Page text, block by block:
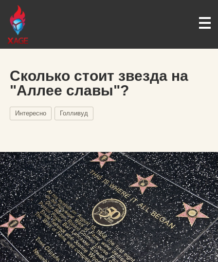
Сколько стоит звезда на
"Аллее славы"?
Интересно Голливуд